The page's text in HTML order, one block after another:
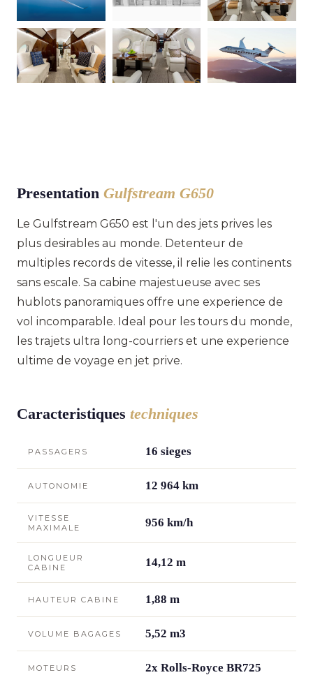
Presentation Gulfstream G650
Le Gulfstream G650 est l'un des jets prives les
plus desirables au monde. Detenteur de
multiples records de vitesse, il relie les continents
sans escale. Sa cabine majestueuse avec ses
hublots panoramiques offre une experience de
vol incomparable. Ideal pour les tours du monde,
les trajets ultra long-courriers et une experience
ultime de voyage en jet prive.
Caracteristiques techniques
PASSAGERS 16 sieges
AUTONOMIE 12 964 km
VITESSE
MAXIMALE
956 km/h
LONGUEUR
CABINE
14,12 m
HAUTEUR CABINE 1,88 m
VOLUME BAGAGES 5,52 m3
MOTEURS 2x Rolls-Royce BR725